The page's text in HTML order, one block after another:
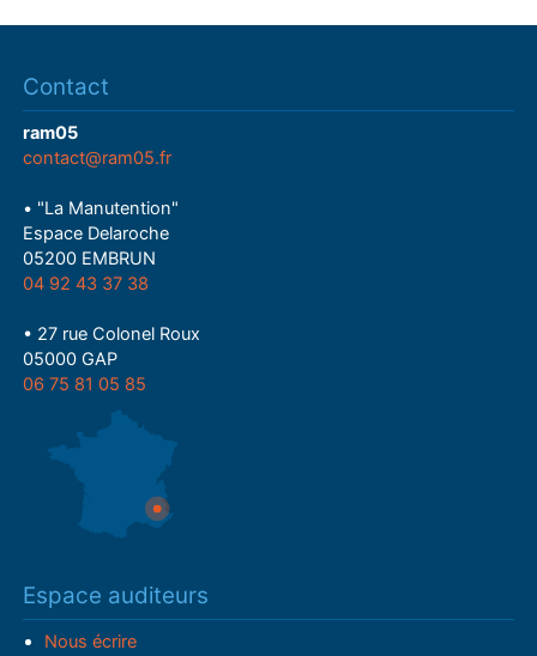
Contact
ram05
contact@ram05.fr
• "La Manutention"
Espace Delaroche
05200 EMBRUN
04 92 43 37 38
• 27 rue Colonel Roux
05000 GAP
06 75 81 05 85
Espace auditeurs
Nous écrire